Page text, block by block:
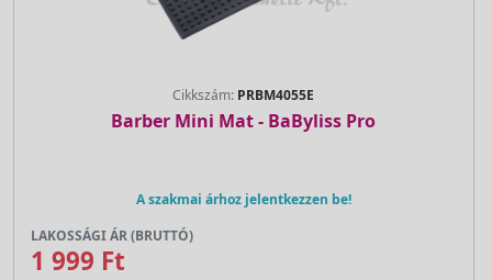
Cikkszám: PRBM4055E
Barber Mini Mat - BaByliss Pro
A szakmai árhoz jelentkezzen be!
LAKOSSÁGI ÁR (BRUTTÓ)
1 999 Ft